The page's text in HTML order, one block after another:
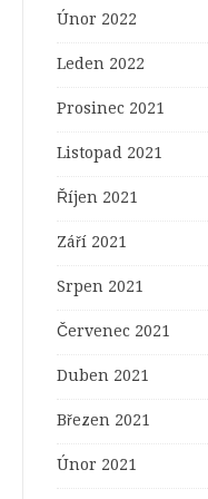
Únor 2022
Leden 2022
Prosinec 2021
Listopad 2021
Říjen 2021
Září 2021
Srpen 2021
Červenec 2021
Duben 2021
Březen 2021
Únor 2021